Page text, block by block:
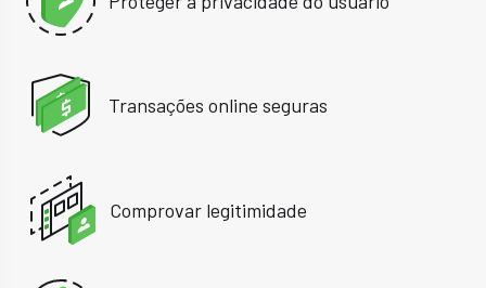
Transações online seguras
Comprovar legitimidade